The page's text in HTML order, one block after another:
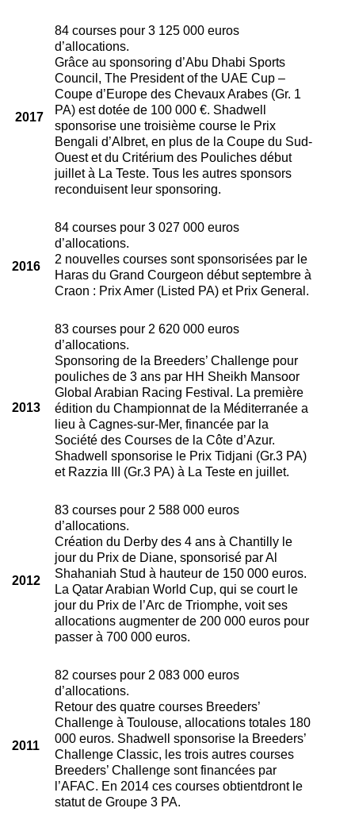
2017
84 courses pour 3 125 000 euros
d’allocations.
Grâce au sponsoring d’Abu Dhabi Sports
Council, The President of the UAE Cup –
Coupe d’Europe des Chevaux Arabes (Gr. 1
PA) est dotée de 100 000 €. Shadwell
sponsorise une troisième course le Prix
Bengali d’Albret, en plus de la Coupe du Sud-
Ouest et du Critérium des Pouliches début
juillet à La Teste. Tous les autres sponsors
reconduisent leur sponsoring.
2016
84 courses pour 3 027 000 euros
d’allocations.
2 nouvelles courses sont sponsorisées par le
Haras du Grand Courgeon début septembre à
Craon : Prix Amer (Listed PA) et Prix General.
2013
83 courses pour 2 620 000 euros
d’allocations.
Sponsoring de la Breeders’ Challenge pour
pouliches de 3 ans par HH Sheikh Mansoor
Global Arabian Racing Festival. La première
édition du Championnat de la Méditerranée a
lieu à Cagnes-sur-Mer, financée par la
Société des Courses de la Côte d’Azur.
Shadwell sponsorise le Prix Tidjani (Gr.3 PA)
et Razzia III (Gr.3 PA) à La Teste en juillet.
2012
83 courses pour 2 588 000 euros
d’allocations.
Création du Derby des 4 ans à Chantilly le
jour du Prix de Diane, sponsorisé par Al
Shahaniah Stud à hauteur de 150 000 euros.
La Qatar Arabian World Cup, qui se court le
jour du Prix de l’Arc de Triomphe, voit ses
allocations augmenter de 200 000 euros pour
passer à 700 000 euros.
2011
82 courses pour 2 083 000 euros
d’allocations.
Retour des quatre courses Breeders’
Challenge à Toulouse, allocations totales 180
000 euros. Shadwell sponsorise la Breeders’
Challenge Classic, les trois autres courses
Breeders’ Challenge sont financées par
l’AFAC. En 2014 ces courses obtientdront le
statut de Groupe 3 PA.